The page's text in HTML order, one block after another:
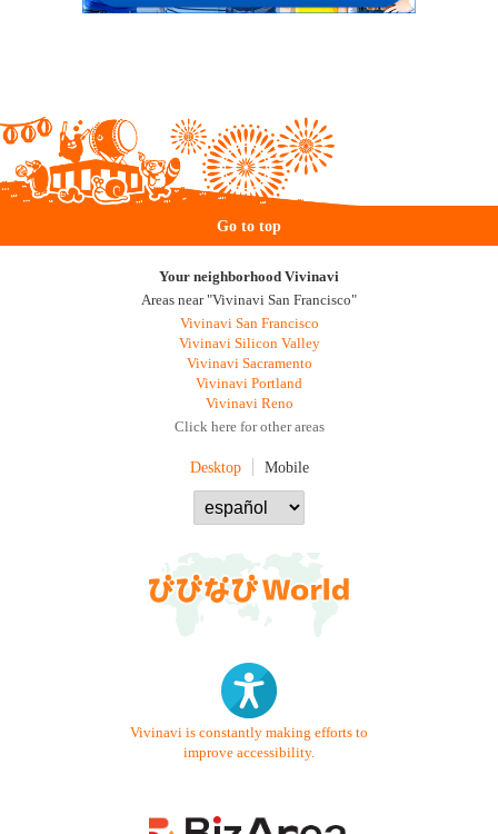
Go to top
Your neighborhood Vivinavi
Areas near "Vivinavi San Francisco"
Vivinavi San Francisco
Vivinavi Silicon Valley
Vivinavi Sacramento
Vivinavi Portland
Vivinavi Reno
Click here for other areas
Desktop Mobile
Vivinavi is constantly making efforts to
improve accessibility.